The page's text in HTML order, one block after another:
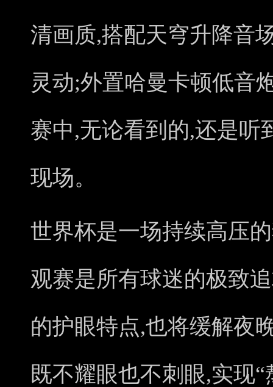
清画质,搭配天穹升降音
灵动;外置哈曼卡顿低音
赛中,无论看到的,还是听
现场。
世界杯是一场持续高压
观赛是所有球迷的极致
的护眼特点,也将缓解夜
既不耀眼也不刺眼,实现